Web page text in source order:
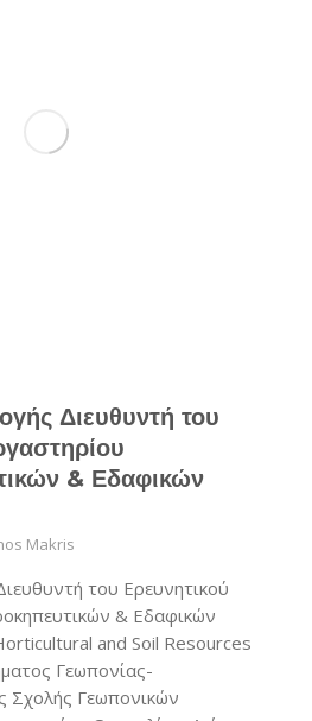
Διευθυντή του
& Εδαφικών
Makris
του Ερευνητικού
& Εδαφικών
and Soil Resources
Γεωπονίας-
Σχολής Γεωπονικών